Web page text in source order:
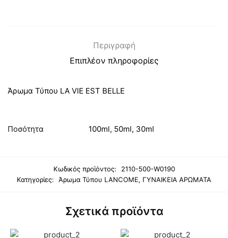
Περιγραφή
Επιπλέον πληροφορίες
Άρωμα Τύπου LA VIE EST BELLE
Ποσότητα 100ml, 50ml, 30ml
Κωδικός προϊόντος:
2110-500-W0190
Κατηγορίες:
Άρωμα Τύπου LANCOME, ΓΥΝΑΙΚΕΙΑ ΑΡΩΜΑΤΑ
Σχετικά προϊόντα